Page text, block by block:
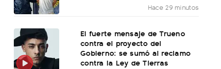
Hace 29 minutos
El fuerte mensaje de Trueno
contra el proyecto del
Gobierno: se sumó al reclamo
contra la Ley de Tierras